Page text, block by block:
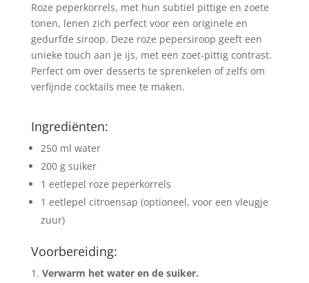
Roze peperkorrels, met hun subtiel pittige en zoete
tonen, lenen zich perfect voor een originele en
gedurfde siroop. Deze roze pepersiroop geeft een
unieke touch aan je ijs, met een zoet-pittig contrast.
Perfect om over desserts te sprenkelen of zelfs om
verfijnde cocktails mee te maken.
Ingrediënten:
250 ml water
200 g suiker
1 eetlepel roze peperkorrels
1 eetlepel citroensap (optioneel, voor een vleugje
zuur)
Voorbereiding:
Verwarm het water en de suiker.